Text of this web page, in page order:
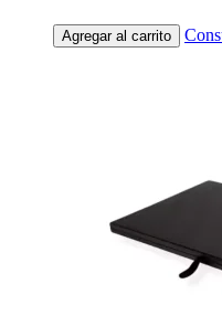
Agregar al carrito